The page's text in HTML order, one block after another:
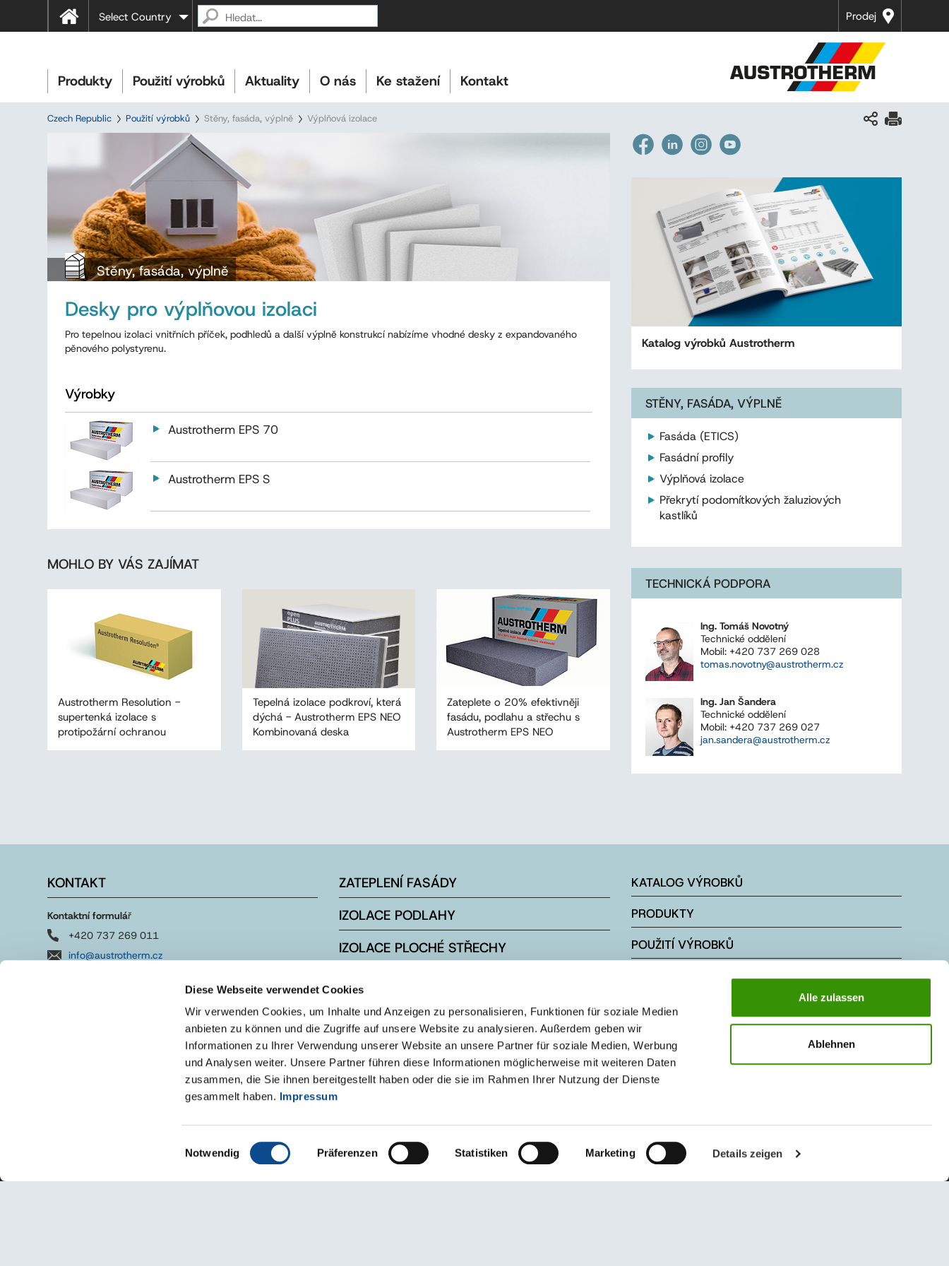
Diese Webseite verwendet Cookies
Wir verwenden Cookies, um Inhalte und Anzeigen zu personalisieren, Funktionen für soziale Medien
anbieten zu können und die Zugriffe auf unsere Website zu analysieren. Außerdem geben wir
Informationen zu Ihrer Verwendung unserer Website an unsere Partner für soziale Medien, Werbung
und Analysen weiter. Unsere Partner führen diese Informationen möglicherweise mit weiteren Daten
zusammen, die Sie ihnen bereitgestellt haben oder die sie im Rahmen Ihrer Nutzung der Dienste
gesammelt haben. Impressum
Einwilligungsauswahl
Notwendig Präferenzen Statistiken Marketing Details zeigen
Alle zulassen
Ablehnen
Prodej
Select Country
Produkty Použití výrobků Aktuality O nás Ke stažení Kontakt
Czech Republic Použití výrobků Stěny, fasáda, výplně Výplňová izolace
Stěny, fasáda, výplně
Desky pro výplňovou izolaci
Pro tepelnou izolaci vnitřních příček, podhledů a další výplně konstrukcí nabízíme vhodné desky z expandovaného
pěnového polystyrenu.
Výrobky
Austrotherm EPS 70
Austrotherm EPS S
MOHLO BY VÁS ZAJÍMAT
Austrotherm Resolution -
supertenká izolace s
protipožární ochranou
Tepelná izolace podkroví, která
dýchá - Austrotherm EPS NEO
Kombinovaná deska
Zateplete o 20% efektivněji
fasádu, podlahu a střechu s
Austrotherm EPS NEO
Katalog výrobků Austrotherm
STĚNY, FASÁDA, VÝPLNĚ
Fasáda (ETICS)
Fasádní profily
Výplňová izolace
Překrytí podomítkových žaluziových
kastlíků
TECHNICKÁ PODPORA
Ing. Tomáš Novotný
Technické oddělení
Mobil: +420 737 269 028
tomas.novotny@austrotherm.cz
Ing. Jan Šandera
Technické oddělení
Mobil: +420 737 269 027
jan.sandera@austrotherm.cz
KONTAKT
Kontaktní formulář
+420 737 269 011
info@austrotherm.cz
ZATEPLENÍ FASÁDY
IZOLACE PODLAHY
IZOLACE PLOCHÉ STŘECHY
IZOLACE ZÁKLADOVÉ DESKY
KATALOG VÝROBKŮ
PRODUKTY
POUŽITÍ VÝROBKŮ
MAGAZÍN
Prohlášení o přístupnosti